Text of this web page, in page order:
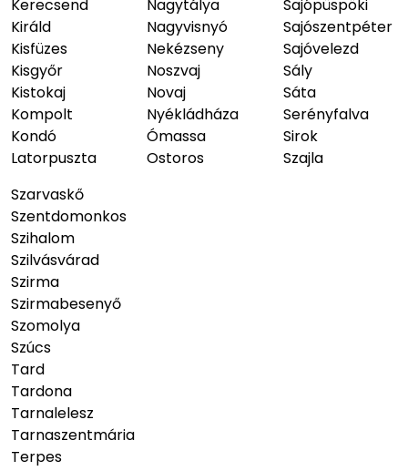
Kerecsend
Királd
Kisfüzes
Kisgyőr
Kistokaj
Kompolt
Kondó
Latorpuszta
Nagytálya
Nagyvisnyó
Nekézseny
Noszvaj
Novaj
Nyékládháza
Ómassa
Ostoros
Sajópüspöki
Sajószentpéter
Sajóvelezd
Sály
Sáta
Serényfalva
Sirok
Szajla
Szarvaskő
Szentdomonkos
Szihalom
Szilvásvárad
Szirma
Szirmabesenyő
Szomolya
Szúcs
Tard
Tardona
Tarnalelesz
Tarnaszentmária
Terpes